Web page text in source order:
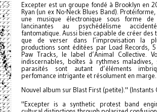
Excepter est un groupe fondé à Brooklyn en
Ryan (un ex No-Neck Blues Band).
une musique électronique sous forme de
lancinantes au psychédélisme
fantomatique. Aussi bien capable de créer des
que de verser dans l’improvisation la
productions sont éditées par Load Records,
Paw Tracks, le label d’Animal Collective.
indiscernables, boîtes à rythmes maladives,
parasités sont autant d’éléments
perfomance intrigante et résolument en marge.
Nouvel album sur Blast First (petite)." (Instants
"Excepter is a synthetic protest band